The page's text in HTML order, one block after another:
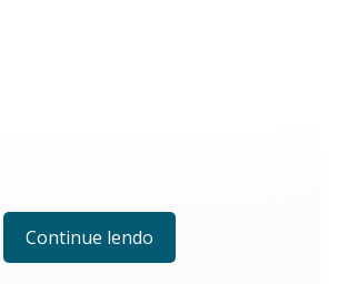
Continue lendo